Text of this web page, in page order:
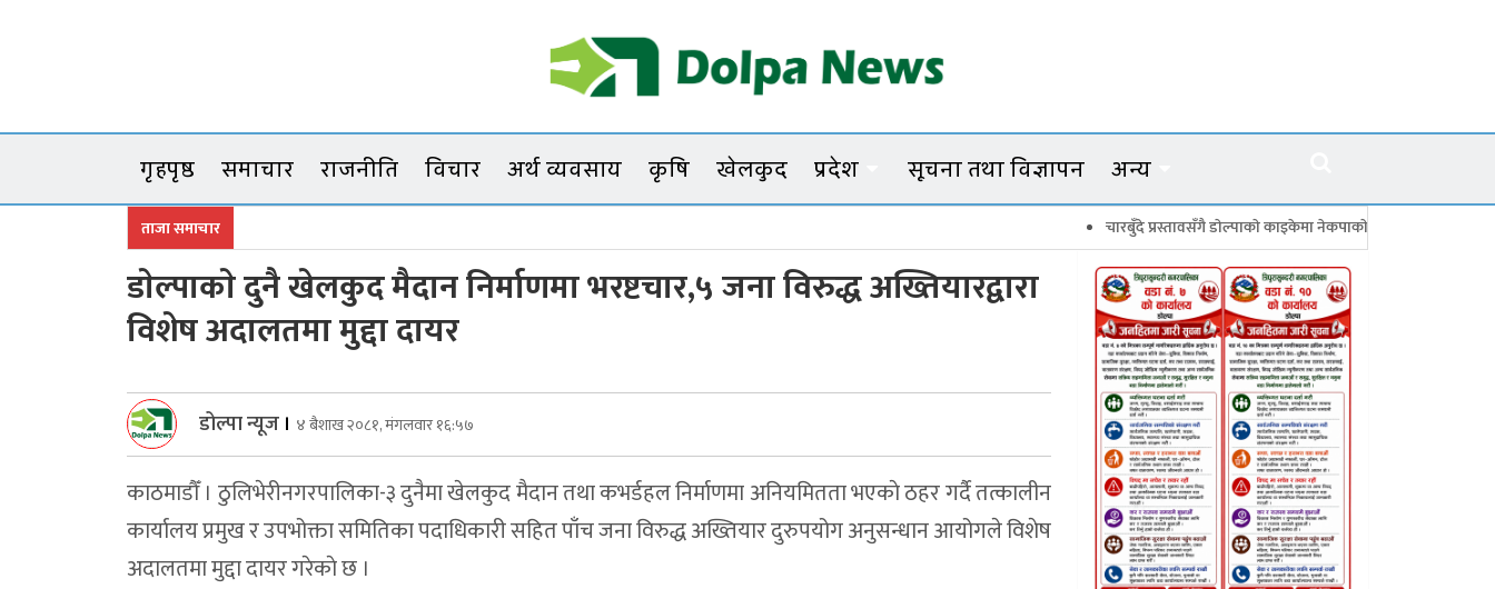
Dolpanews
गृहपृष्ठ समाचार राजनीति विचार अर्थ व्यवसाय कृषि खेलकुद प्रदेश सूचना तथा विज्ञापन अन्य
ताजा समाचार चारबुँदे प्रस्तावसँगै डाेल्पाकाे काइकेमा नेकपाकाे ९९ सदस्यीय गाउँ समिति गठन
डाेल्पाकाे दुनै खेलकुद मैदान निर्माणमा भरष्टचार,५ जना विरुद्ध अख्तियारद्वारा
विशेष अदालतमा मुद्दा दायर
डोल्पा न्यूज । ४ बैशाख २०८१, मंगलवार १६:५७
काठमाडौँ । ठुलिभेरीनगरपालिका-३ दुनैमा खेलकुद मैदान तथा कभर्डहल निर्माणमा अनियमितता भएकाे ठहर गर्दै तत्कालीन
कार्यालय प्रमुख र उपभोक्ता समितिका पदाधिकारी सहित पाँच जना विरुद्ध अख्तियार दुरुपयोग अनुसन्धान आयोगले विशेष
अदालतमा मुद्दा दायर गरेकाे छ ।